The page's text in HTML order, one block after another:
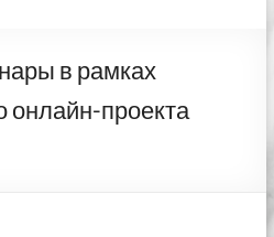
в рамках
проекта